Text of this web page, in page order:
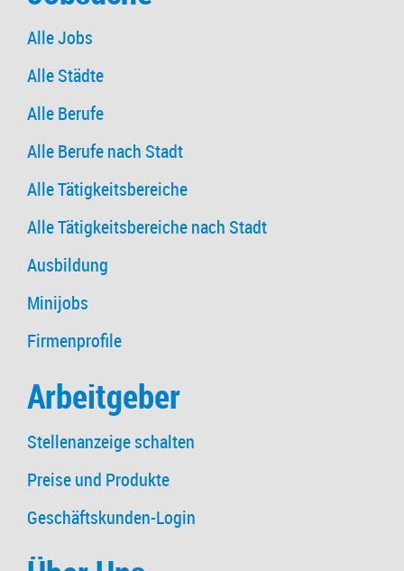
Alle Jobs
Alle Städte
Alle Berufe
Alle Berufe nach Stadt
Alle Tätigkeitsbereiche
Alle Tätigkeitsbereiche nach Stadt
Ausbildung
Minijobs
Firmenprofile
Arbeitgeber
Stellenanzeige schalten
Preise und Produkte
Geschäftskunden-Login